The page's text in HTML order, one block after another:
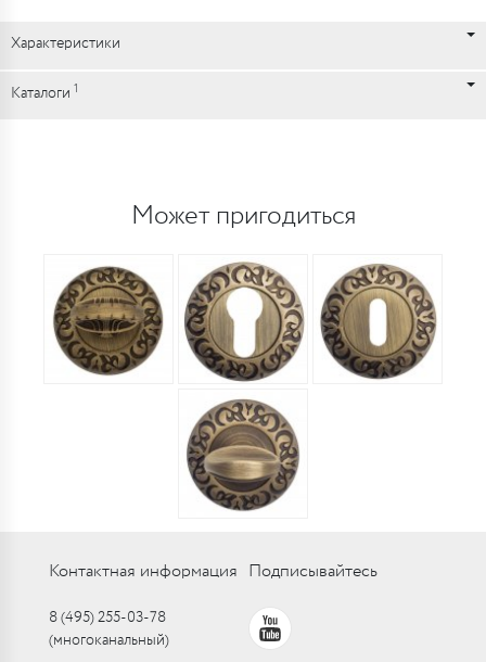
Характеристики
Каталоги 1
Может пригодиться
Контактная информация
8 (495) 255-03-78
(многоканальный)
Подписывайтесь